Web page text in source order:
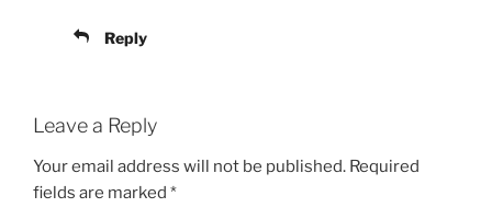
Reply
Leave a Reply
Your email address will not be published. Required
fields are marked *